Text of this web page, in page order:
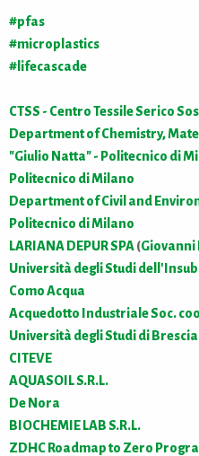
#pfas
#microplastics
#lifecascade
CTSS - Centro Tessile Serico
Department of Chemistry,
"Giulio Natta" - Politecnico di
Politecnico di Milano
Department of Civil and
Politecnico di Milano
LARIANA DEPUR SPA(Giovanni
Università degli Studi
Como Acqua
Acquedotto Industriale Soc.
Università degli Studi di Brescia
CITEVE
AQUASOIL S.R.L.
De Nora
BIOCHEMIE LAB S.R.L.
ZDHC Roadmap to Zero